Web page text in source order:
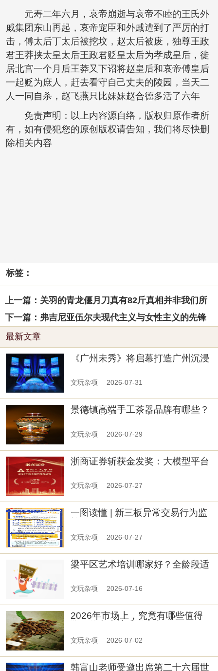
元寿二年六月，哀帝崩逝与哀帝不睦的王氏外
戚集团东山再起，哀帝宠臣和外戚遭到了严厉的打
击，傅太后丁太后被挖坟，赵太后被废，独尊王政
君王莽挟太皇太后王政君贬皇太后为孝成皇后，徙
居北宫一个月后王莽又下诏将赵皇后和哀帝傅皇后
一起贬为庶人，赶去看守自己丈夫的陵园，当天二
人一同自杀，赵飞燕只比妹妹赵合德多活了六年
免责声明：以上内容源自络，版权归原作者所
有，如有侵犯您的原创版权请告知，我们将尽快删
除相关内容
标签：
上一篇：关羽的青龙偃月刀真有82斤真相并非我们所
下一篇：弗吉尼亚伍尔夫现代主义与女性主义的先锋
最新文章
《广州未秀》将启幕打造广州沉浸
文玩杂项 2026-07-31
景德镇高端手工茶器品牌有哪些？
文玩杂项 2026-07-29
浙商证券斩获金发奖：大模型平台
文玩杂项 2026-07-27
一图读懂 | 新三板异常交易行为监
文玩杂项 2026-07-27
梁平区艺术培训哪家好？全龄段适
文玩杂项 2026-07-16
2026年市场上，究竟有哪些值得
文玩杂项 2026-07-02
韩富山老师受邀出席第二十六届世